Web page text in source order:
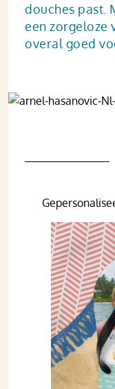
douches past.
een zorgeloze
overal goed